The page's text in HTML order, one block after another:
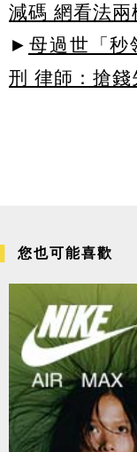
減碼 網看法兩
► 母過世「秒
刑 律師：搶錢
您也可能喜歡